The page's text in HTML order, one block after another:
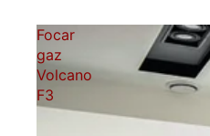
Focar
gaz
Volcano
F3